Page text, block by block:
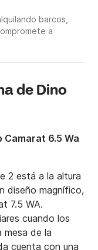
barcos,
a
de Dino
Camarat 6.5 Wa
2 está a la altura
diseño magnífico,
7.5 WA.
cuando los
mesa de la
cuenta con una